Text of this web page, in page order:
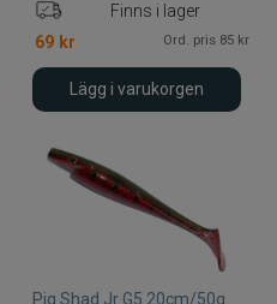
Finns i lager
69 kr Ord. pris 85 kr
Lägg i varukorgen
Pig Shad Jr G5 20cm/50g